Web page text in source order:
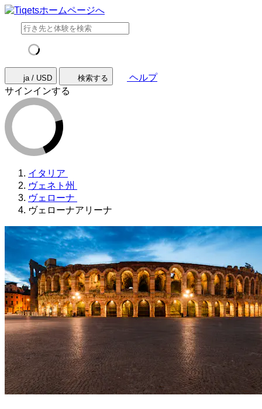
ja / USD 検索する
ヘルプ
サインインする
イタリア
ヴェネト州
ヴェローナ
ヴェローナアリーナ